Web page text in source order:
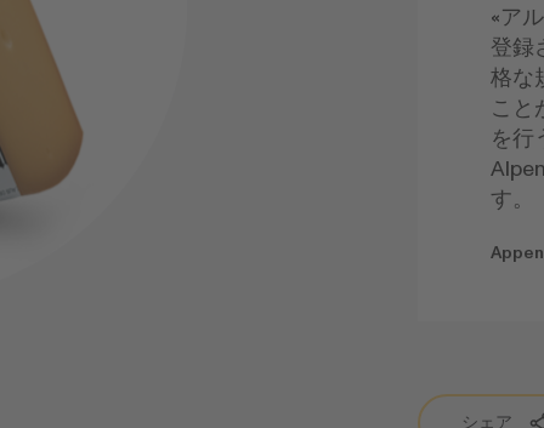
«ア
登録
格な
こと
を行
す。
シェア